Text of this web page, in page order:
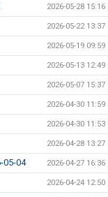
2026-05-28 15:16
2026-05-22 13:37
2026-05-19 09:59
2026-05-13 12:49
2026-05-07 15:37
2026-04-30 11:59
2026-04-30 11:53
2026-04-28 13:27
05-04 2026-04-27 16:36
2026-04-24 12:50